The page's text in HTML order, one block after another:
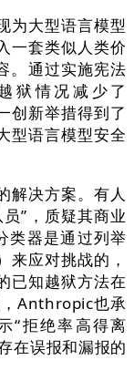
大型语言模型
一套类似人类价
。通过实施宪法
狱情况减少了
创新举措得到了
型语言模型安全
决方案。有人
”，质疑其商业
类器是通过列举
来应对挑战的，
已知越狱方法在
Anthropic也承
“拒绝率高得离
在误报和漏报的